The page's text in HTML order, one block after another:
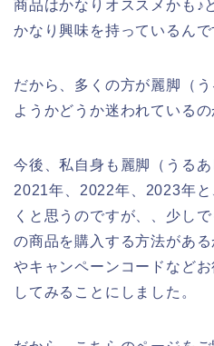
商品はかなりオススメかも♪
かなり興味を持っているんで
だから、多くの方が麗脚（
ようかどうか迷われているの
今後、私自身も麗脚（うる
2021年、2022年、2023年
くと思うのですが、、少し
の商品を購入する方法があ
やキャンペーンコードなど
してみることにしました。